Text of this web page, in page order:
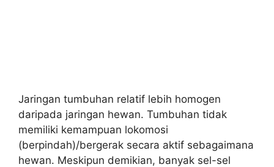
Jaringan tumbuhan relatif lebih homogen
daripada jaringan hewan. Tumbuhan tidak
memiliki kemampuan lokomosi
(berpindah)/bergerak secara aktif sebagaimana
hewan. Meskipun demikian, banyak sel-sel